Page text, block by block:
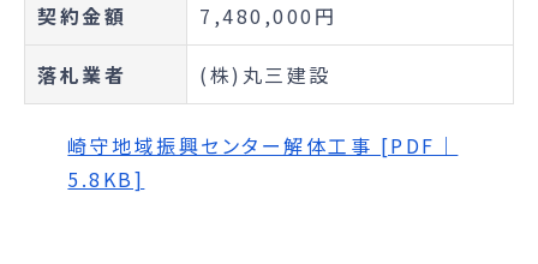
契約金額 7,480,000円
落札業者 (株)丸三建設
崎守地域振興センター解体工事 [PDF｜
5.8KB]